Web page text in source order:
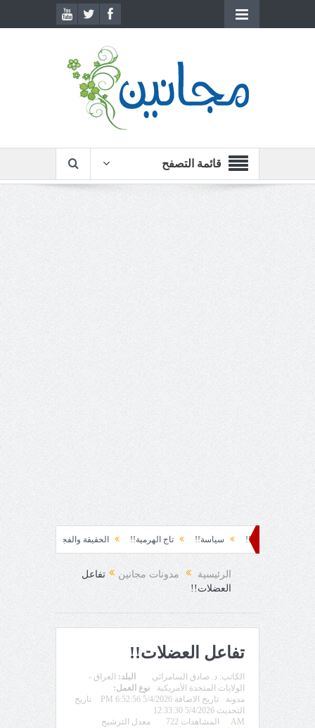
قائمة التصفح
لحظة نشوة!! سياسة!! تاج الهرمية!! الحقيقة والفجيعة!! لِقاءُ في
الفرح المفاجئ!
الرئيسية مدونات مجانين
تفاعل
العضلات!!
تفاعل العضلات!!
الكاتب: د. صادق السامرائي البلد: العراق -
الولايات المتحدة الأمريكية
نوع العمل:
مدونة
تاريخ الاضافة 5/4/2026 6:52:56 PM
تاريخ
التحديث 5/4/2026 12:33:30
AM
المشاهدات 722 معدل الترشيح